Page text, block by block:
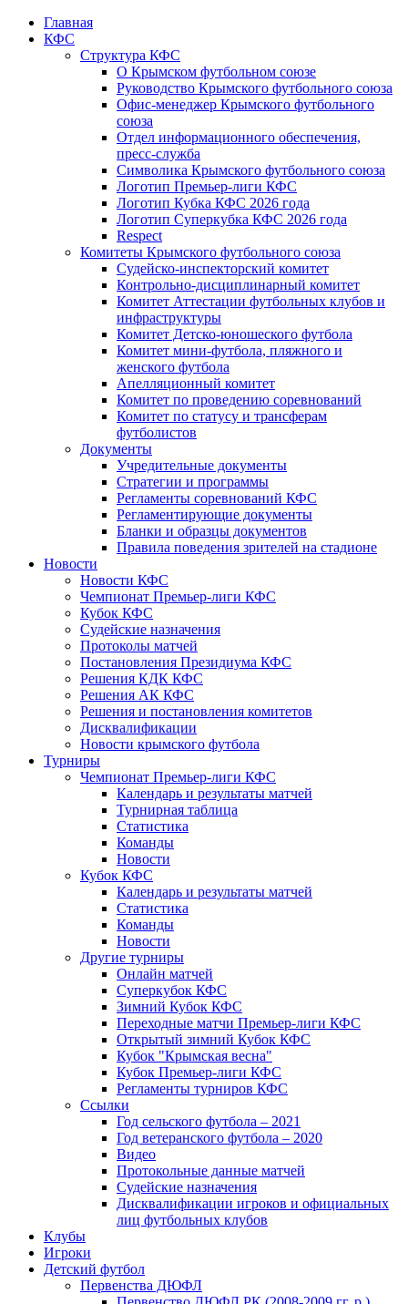
Главная
КФС
Структура КФС
О Крымском футбольном союзе
Руководство Крымского футбольного союза
Офис-менеджер Крымского футбольного
союза
Отдел информационного обеспечения,
пресс-служба
Символика Крымского футбольного союза
Логотип Премьер-лиги КФС
Логотип Кубка КФС 2026 года
Логотип Суперкубка КФС 2026 года
Respect
Комитеты Крымского футбольного союза
Судейско-инспекторский комитет
Контрольно-дисциплинарный комитет
Комитет Аттестации футбольных клубов и
инфраструктуры
Комитет Детско-юношеского футбола
Комитет мини-футбола, пляжного и
женского футбола
Апелляционный комитет
Комитет по проведению соревнований
Комитет по статусу и трансферам
футболистов
Документы
Учредительные документы
Стратегии и программы
Регламенты соревнований КФС
Регламентирующие документы
Бланки и образцы документов
Правила поведения зрителей на стадионе
Новости
Новости КФС
Чемпионат Премьер-лиги КФС
Кубок КФС
Судейские назначения
Протоколы матчей
Постановления Президиума КФС
Решения КДК КФС
Решения АК КФС
Решения и постановления комитетов
Дисквалификации
Новости крымского футбола
Турниры
Чемпионат Премьер-лиги КФС
Календарь и результаты матчей
Турнирная таблица
Статистика
Команды
Новости
Кубок КФС
Календарь и результаты матчей
Статистика
Команды
Новости
Другие турниры
Онлайн матчей
Суперкубок КФС
Зимний Кубок КФС
Переходные матчи Премьер-лиги КФС
Открытый зимний Кубок КФС
Кубок "Крымская весна"
Кубок Премьер-лиги КФС
Регламенты турниров КФС
Ссылки
Год сельского футбола – 2021
Год ветеранского футбола – 2020
Видео
Протокольные данные матчей
Судейские назначения
Дисквалификации игроков и официальных
лиц футбольных клубов
Клубы
Игроки
Детский футбол
Первенства ДЮФЛ